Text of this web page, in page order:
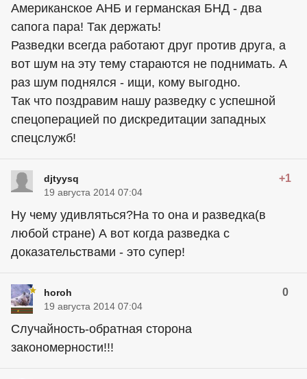
Американское АНБ и германская БНД - два
сапога пара! Так держать!
Разведки всегда работают друг против друга, а
вот шум на эту тему стараются не поднимать. А
раз шум поднялся - ищи, кому выгодно.
Так что поздравим нашу разведку с успешной
спецоперацией по дискредитации западных
спецслужб!
djtyysq +1
19 августа 2014 07:04
Ну чему удивляться?На то она и разведка(в
любой стране) А вот когда разведка с
доказательствами - это супер!
horoh 0
19 августа 2014 07:04
Случайность-обратная сторона
закономерности!!!